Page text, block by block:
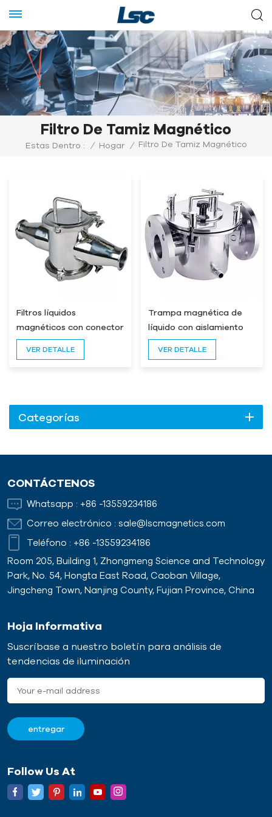
Filtro De Tamiz Magnético
Estas Dentro : / Hogar / Filtro De Tamiz Magnético
Filtros líquidos
magnéticos con conector
de interfaz rápida
VER DETALLE
Trampa magnética de
líquido con aislamiento
térmico
VER DETALLE
Categorías
CONTÁCTENOS
Whatsapp : +86 -13559234186
Correo electrónico : sale@lscmagnetics.com
Teléfono : +86 -13559234186
Room 205, Building 1, Zhongmeng Science and Technology
Park, No. 54, Hongta East Road, Caoban Village,
Jingcheng Town, Nanjing County, Fujian Province, China
Hoja Informativa
Suscríbase a nuestro boletín para análisis de
tendencias de iluminación
Follow Us At